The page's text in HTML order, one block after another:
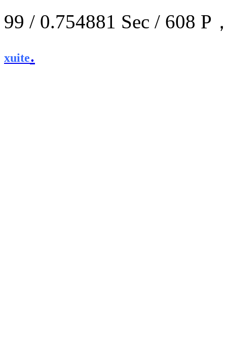
99 / 0.754881 Sec / 608
xuite.